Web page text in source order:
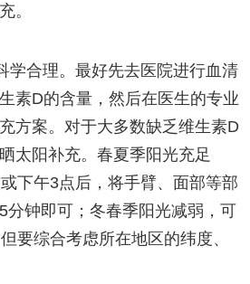
。
学合理。最好先去医院进行血清
素D的含量，然后在医生的专业
方案。对于大多数缺乏维生素D
太阳补充。春夏季阳光充足
下午3点后，将手臂、面部等部
分钟即可；冬春季阳光减弱，可
要综合考虑所在地区的纬度、